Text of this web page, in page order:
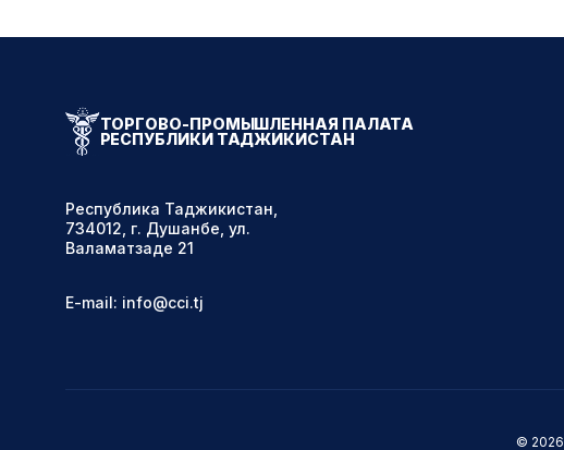
ТОРГОВО-ПРОМЫШЛЕННАЯ ПАЛАТА
РЕСПУБЛИКИ ТАДЖИКИСТАН
Республика Таджикистан,
734012, г. Душанбе, ул.
Валаматзаде 21
E-mail: info@cci.tj
© 2026